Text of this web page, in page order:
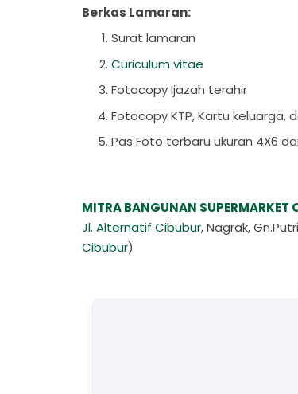
Berkas Lamaran:
Surat lamaran
Curiculum vitae
Fotocopy Ijazah terahir
Fotocopy KTP, Kartu keluarga,
Pas Foto terbaru ukuran 4X6
MITRA BANGUNAN SUPERMARKET
Jl. Alternatif Cibubur, Nagrak,
Cibubur)